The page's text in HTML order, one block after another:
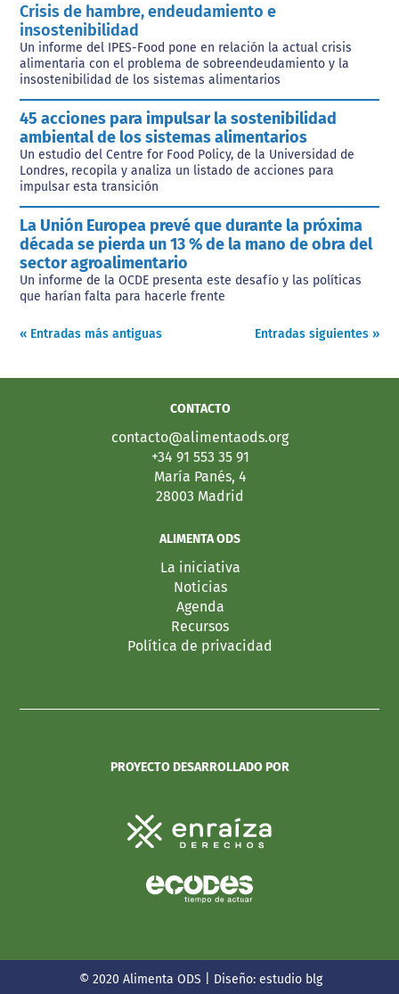
Crisis de hambre, endeudamiento e
insostenibilidad
Un informe del IPES-Food pone en relación la actual crisis
alimentaria con el problema de sobreendeudamiento y la
insostenibilidad de los sistemas alimentarios
45 acciones para impulsar la sostenibilidad
ambiental de los sistemas alimentarios
Un estudio del Centre for Food Policy, de la Universidad de
Londres, recopila y analiza un listado de acciones para
impulsar esta transición
La Unión Europea prevé que durante la próxima
década se pierda un 13 % de la mano de obra del
sector agroalimentario
Un informe de la OCDE presenta este desafío y las políticas
que harían falta para hacerle frente
« Entradas más antiguas Entradas siguientes »
CONTACTO
contacto@alimentaods.org
+34 91 553 35 91
María Panés, 4
28003 Madrid
ALIMENTA ODS
La iniciativa
Noticias
Agenda
Recursos
Política de privacidad
PROYECTO DESARROLLADO POR
© 2020 Alimenta ODS | Diseño: estudio blg